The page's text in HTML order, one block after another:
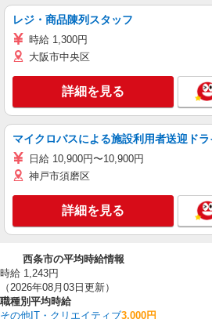
レジ・商品陳列スタッフ
時給 1,300円
大阪市中央区
詳細を見る
マイクロバスによる施設利用者送迎ド
日給 10,900円〜10,900円
神戸市須磨区
詳細を見る
西条市の平均時給情報
時給 1,243円
（2026年08月03日更新）
職種別平均時給
その他IT・クリエイティブ3,000円